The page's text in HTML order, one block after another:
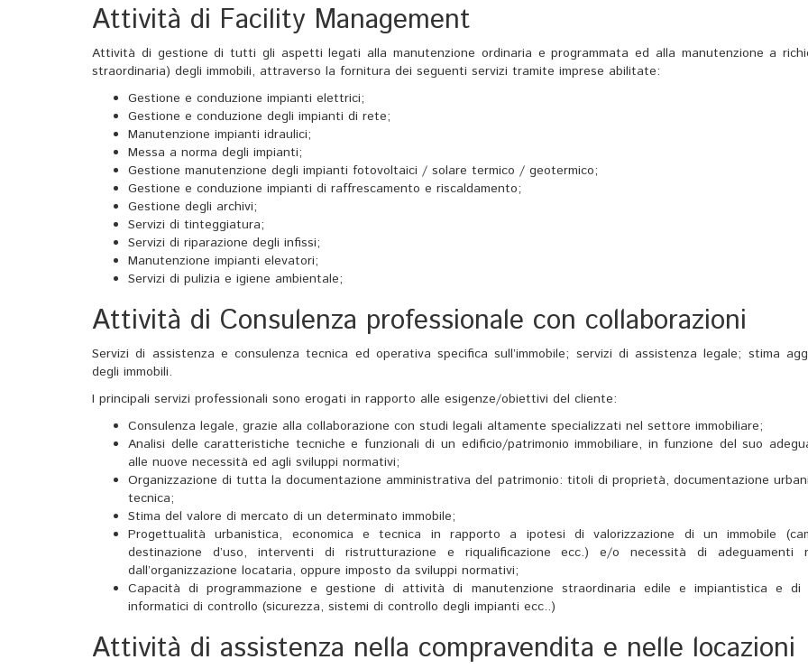
Attività di Facility Management
Attività di gestione di tutti gli aspetti legati alla manutenzione ordinaria e programmata ed alla manutenzione a
straordinaria) degli immobili, attraverso la fornitura dei seguenti servizi tramite imprese abilitate:
Gestione e conduzione impianti elettrici;
Gestione e conduzione degli impianti di rete;
Manutenzione impianti idraulici;
Messa a norma degli impianti;
Gestione manutenzione degli impianti fotovoltaici / solare termico / geotermico;
Gestione e conduzione impianti di raffrescamento e riscaldamento;
Gestione degli archivi;
Servizi di tinteggiatura;
Servizi di riparazione degli infissi;
Manutenzione impianti elevatori;
Servizi di pulizia e igiene ambientale;
Attività di Consulenza professionale con collaborazioni
Servizi di assistenza e consulenza tecnica ed operativa specifica sull’immobile; servizi di assistenza legale; stima
degli immobili.
I principali servizi professionali sono erogati in rapporto alle esigenze/obiettivi del cliente:
Consulenza legale, grazie alla collaborazione con studi legali altamente specializzati nel settore immobiliare;
Analisi delle caratteristiche tecniche e funzionali di un edificio/patrimonio immobiliare, in funzione del suo
alle nuove necessità ed agli sviluppi normativi;
Organizzazione di tutta la documentazione amministrativa del patrimonio: titoli di proprietà, documentazione
tecnica;
Stima del valore di mercato di un determinato immobile;
Progettualità urbanistica, economica e tecnica in rapporto a ipotesi di valorizzazione di un immobile
destinazione d’uso, interventi di ristrutturazione e riqualificazione ecc.) e/o necessità di adeguamenti
dall’organizzazione locataria, oppure imposto da sviluppi normativi;
Capacità di programmazione e gestione di attività di manutenzione straordinaria edile e impiantistica e di
informatici di controllo (sicurezza, sistemi di controllo degli impianti ecc..)
Attività di assistenza nella compravendita e nelle locazioni